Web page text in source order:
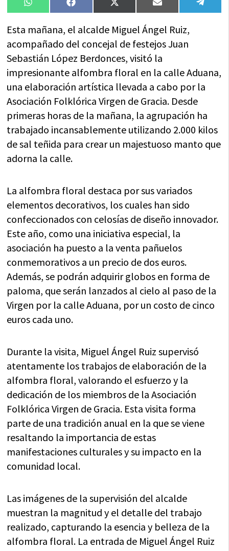
Compartir
en
WhatsAppCompartir
en
FacebookCompartir
en
X
(Twitter)
Compartir
en
Email
en
Esta mañana, el alcalde Miguel Ángel Ruiz,
acompañado del concejal de festejos Juan
Sebastián López Berdonces, visitó la
impresionante alfombra floral en la calle Aduana,
una elaboración artística llevada a cabo por la
Asociación Folklórica Virgen de Gracia. Desde
primeras horas de la mañana, la agrupación ha
trabajado incansablemente utilizando 2.000 kilos
de sal teñida para crear un majestuoso manto que
adorna la calle.
La alfombra floral destaca por sus variados
elementos decorativos, los cuales han sido
confeccionados con celosías de diseño innovador.
Este año, como una iniciativa especial, la
asociación ha puesto a la venta pañuelos
conmemorativos a un precio de dos euros.
Además, se podrán adquirir globos en forma de
paloma, que serán lanzados al cielo al paso de la
Virgen por la calle Aduana, por un costo de cinco
euros cada uno.
Durante la visita, Miguel Ángel Ruiz supervisó
atentamente los trabajos de elaboración de la
alfombra floral, valorando el esfuerzo y la
dedicación de los miembros de la Asociación
Folklórica Virgen de Gracia. Esta visita forma
parte de una tradición anual en la que se viene
resaltando la importancia de estas
manifestaciones culturales y su impacto en la
comunidad local.
Las imágenes de la supervisión del alcalde
muestran la magnitud y el detalle del trabajo
realizado, capturando la esencia y belleza de la
alfombra floral. La entrada de Miguel Ángel Ruiz